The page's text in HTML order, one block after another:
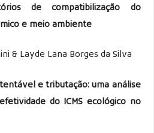
de compatibilização do
e meio ambiente
& Layde Lana Borges da Silva
e tributação: uma análise
do ICMS ecológico no